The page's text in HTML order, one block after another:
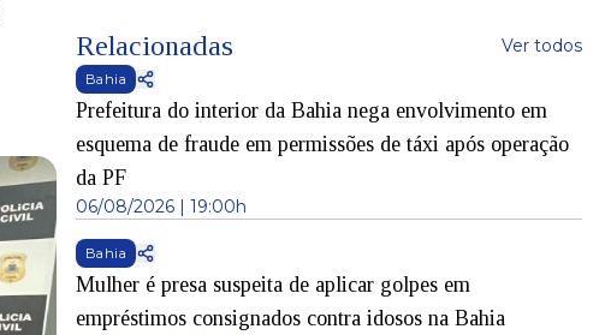
Relacionadas Ver todos
Bahia
Prefeitura do interior da Bahia nega envolvimento em
esquema de fraude em permissões de táxi após operação
da PF
06/08/2026 | 19:00h
Bahia
Mulher é presa suspeita de aplicar golpes em
empréstimos consignados contra idosos na Bahia